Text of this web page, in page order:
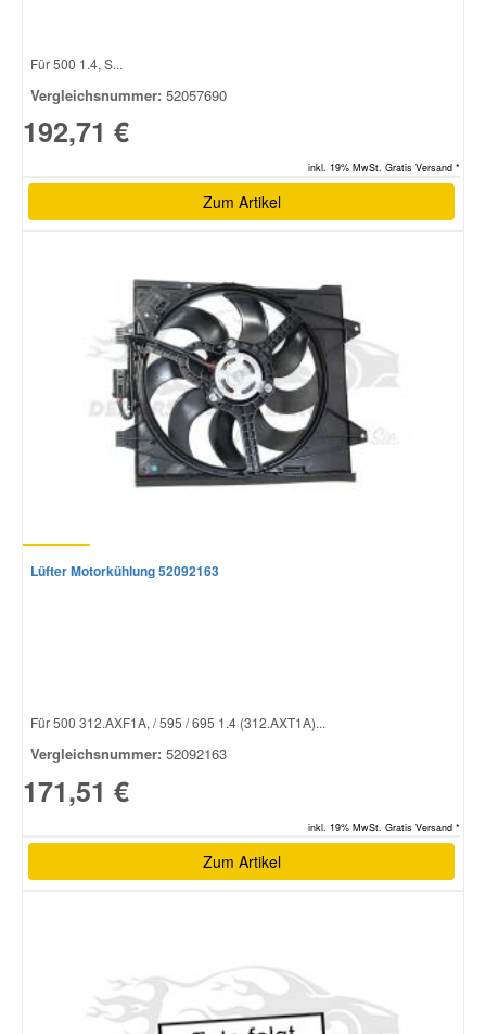
Für 500 1.4, S...
Vergleichsnummer: 52057690
192,71 €
inkl. 19% MwSt. Gratis Versand *
Zum Artikel
Lüfter Motorkühlung 52092163
Für 500 312.AXF1A, / 595 / 695 1.4 (312.AXT1A)...
Vergleichsnummer: 52092163
171,51 €
inkl. 19% MwSt. Gratis Versand *
Zum Artikel